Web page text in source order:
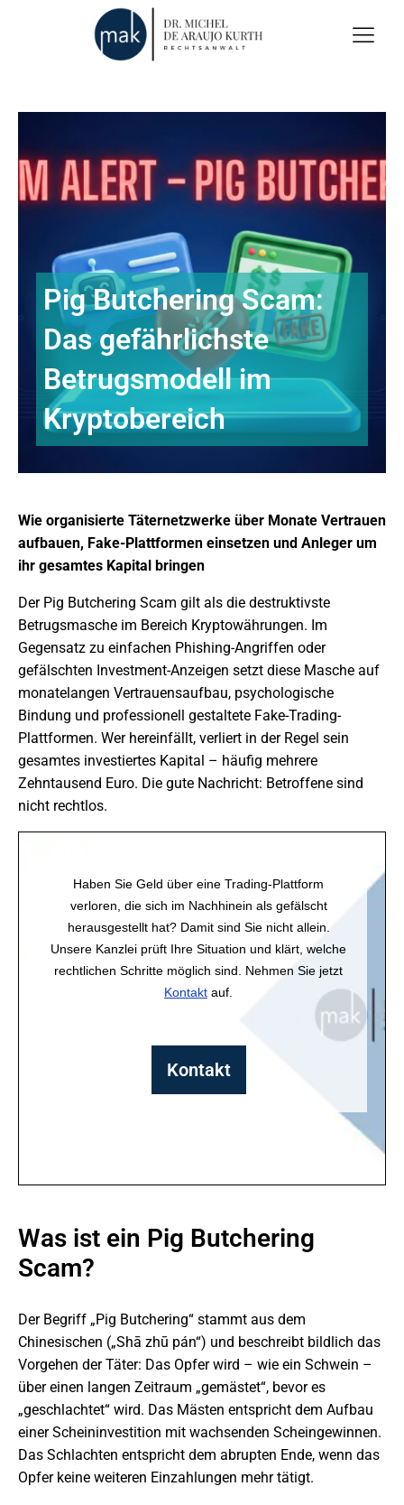
Pig Butchering Scam:
Das gefährlichste
Betrugsmodell im
Kryptobereich
Wie organisierte Täternetzwerke über Monate Vertrauen
aufbauen, Fake-Plattformen einsetzen und Anleger um
ihr gesamtes Kapital bringen
Der Pig Butchering Scam gilt als die destruktivste
Betrugsmasche im Bereich Kryptowährungen. Im
Gegensatz zu einfachen Phishing-Angriffen oder
gefälschten Investment-Anzeigen setzt diese Masche auf
monatelangen Vertrauensaufbau, psychologische
Bindung und professionell gestaltete Fake-Trading-
Plattformen. Wer hereinfällt, verliert in der Regel sein
gesamtes investiertes Kapital – häufig mehrere
Zehntausend Euro. Die gute Nachricht: Betroffene sind
nicht rechtlos.
Haben Sie Geld über eine Trading-Plattform
verloren, die sich im Nachhinein als gefälscht
herausgestellt hat? Damit sind Sie nicht allein.
Unsere Kanzlei prüft Ihre Situation und klärt, welche
rechtlichen Schritte möglich sind. Nehmen Sie jetzt
Kontakt auf.
Kontakt
Was ist ein Pig Butchering
Scam?
Der Begriff „Pig Butchering“ stammt aus dem
Chinesischen („Shā zhū pán“) und beschreibt bildlich das
Vorgehen der Täter: Das Opfer wird – wie ein Schwein –
über einen langen Zeitraum „gemästet“, bevor es
„geschlachtet“ wird. Das Mästen entspricht dem Aufbau
einer Scheininvestition mit wachsenden Scheingewinnen.
Das Schlachten entspricht dem abrupten Ende, wenn das
Opfer keine weiteren Einzahlungen mehr tätigt.